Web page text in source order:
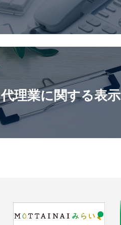
代理業に関する表示